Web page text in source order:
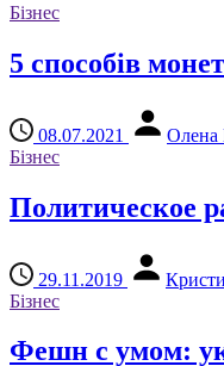
Бізнес
5 способів
08.07.2021
Олена
Бізнес
Политическое
29.11.2019
Бізнес
Фешн с умом: